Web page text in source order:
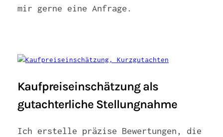
mir gerne eine Anfrage.
Kaufpreiseinschätzung als
gutachterliche Stellungnahme
Ich erstelle präzise Bewertungen, die